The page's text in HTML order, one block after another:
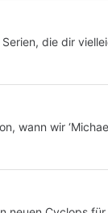
die dir
nachholen
wann wir
denkst